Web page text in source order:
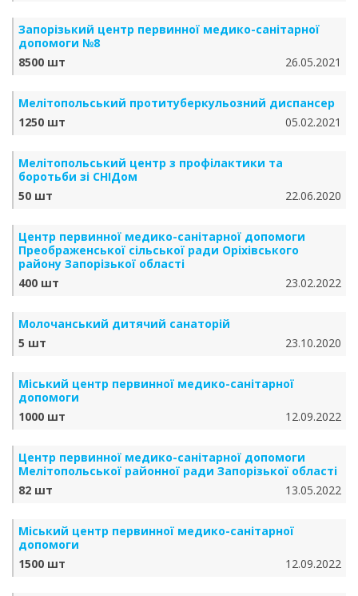
Запорізький центр первинної медико-санітарної
допомоги №8
8500 шт
26.05.2021
Мелітопольський протитуберкульозний диспансер
1250 шт
05.02.2021
Мелітопольський центр з профілактики та
боротьби зі СНІДом
50 шт
22.06.2020
Центр первинної медико-санітарної допомоги
Преображенської сільської ради Оріхівського
району Запорізької області
400 шт
23.02.2022
Молочанський дитячий санаторій
5 шт
23.10.2020
Міський центр первинної медико-санітарної
допомоги
1000 шт
12.09.2022
Центр первинної медико-санітарної допомоги
Мелітопольської районної ради Запорізької області
82 шт
13.05.2022
Міський центр первинної медико-санітарної
допомоги
1500 шт
12.09.2022